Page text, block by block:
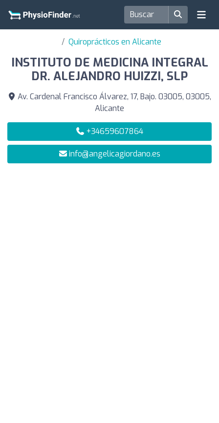
Quiroprácticos en Alicante
INSTITUTO DE MEDICINA INTEGRAL
DR. ALEJANDRO HUIZZI, SLP
Av. Cardenal Francisco Álvarez, 17, Bajo. 03005, 03005,
Alicante
+34659607864
info@angelicagiordano.es